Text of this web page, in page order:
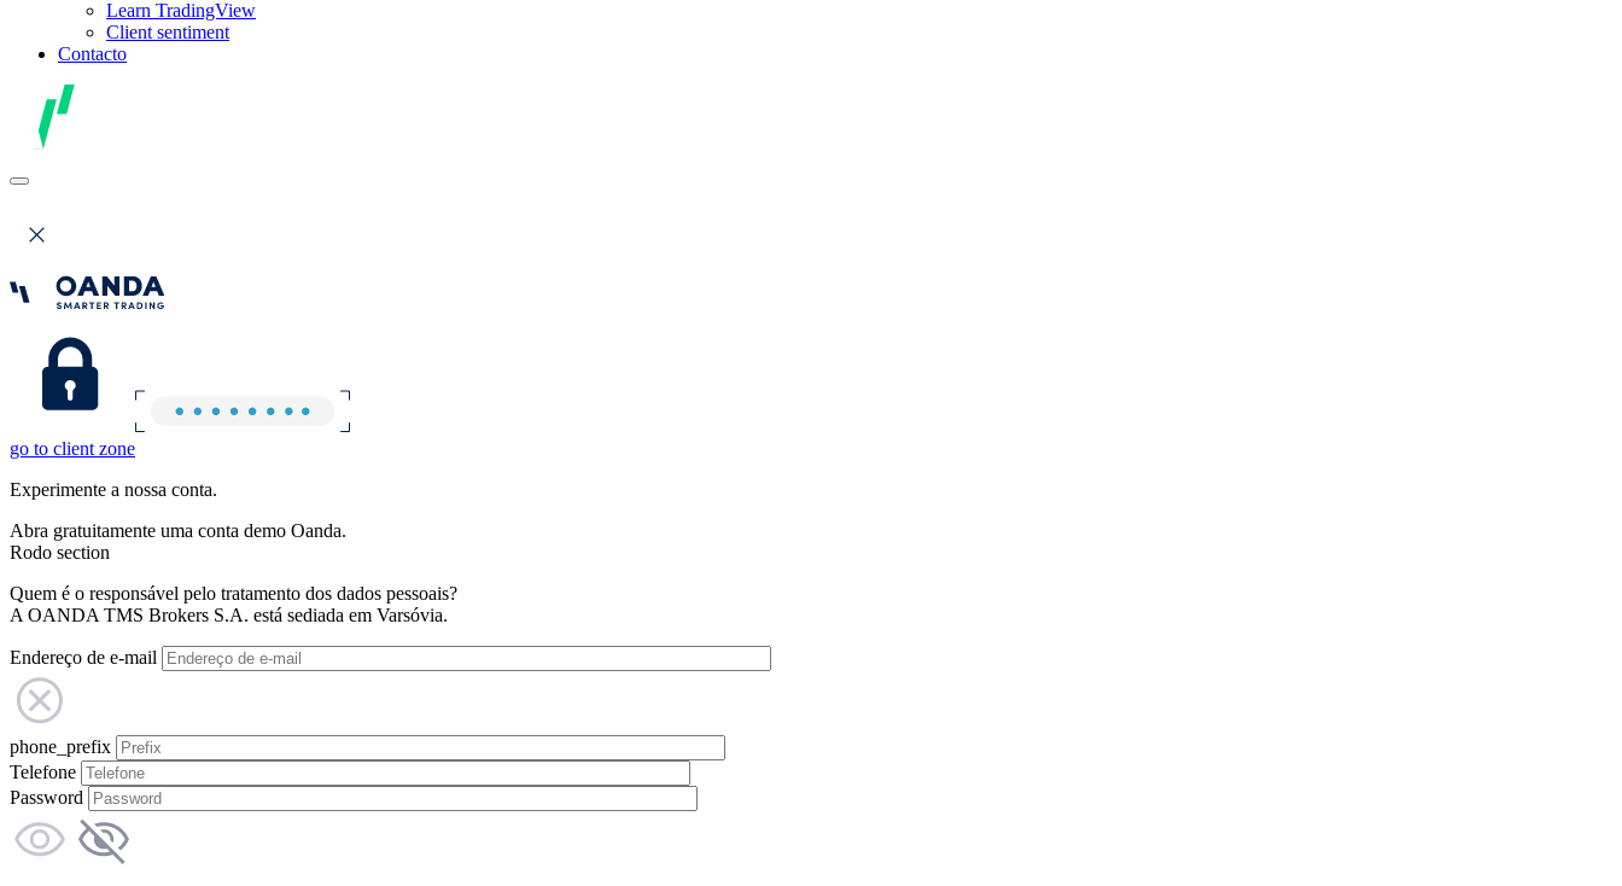
Learn TradingView
Client sentiment
Contacto
go to client zone
Experimente a nossa conta.
Abra gratuitamente uma conta demo Oanda.
Rodo section
Quem é o responsável pelo tratamento dos dados pessoais?
A OANDA TMS Brokers S.A. está sediada em Varsóvia.
Endereço de e-mail
phone_prefix
Telefone
Password